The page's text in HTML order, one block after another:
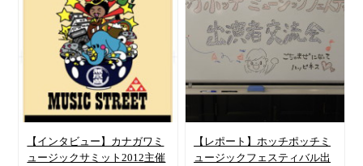
【インタビュー】カナガワミ
ュージックサミット2012主催
【レポート】ホッチポッチミ
ュージックフェスティバル出